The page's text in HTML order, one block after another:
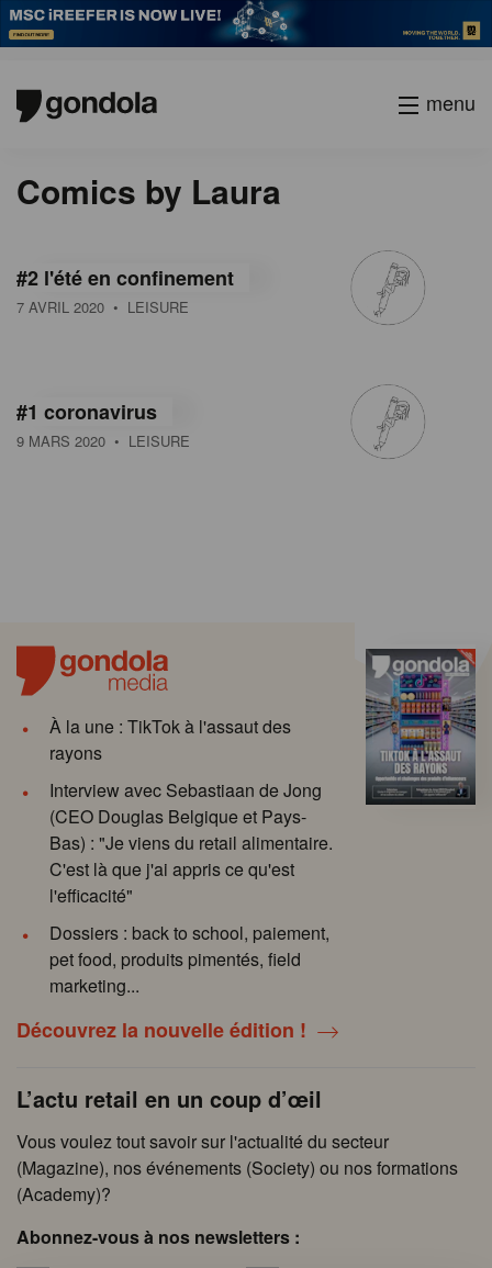
menu
Comics by Laura
#2 l'été en confinement
7 AVRIL 2020 • LEISURE
#1 coronavirus
9 MARS 2020 • LEISURE
À la une : TikTok à l'assaut des
rayons
Interview avec Sebastiaan de Jong
(CEO Douglas Belgique et Pays-
Bas) : "Je viens du retail alimentaire.
C'est là que j'ai appris ce qu'est
l'efficacité"
Dossiers : back to school, paiement,
pet food, produits pimentés, field
marketing...
Découvrez la nouvelle édition !
L’actu retail en un coup d’œil
Vous voulez tout savoir sur l'actualité du secteur
(Magazine), nos événements (Society) ou nos formations
(Academy)?
Abonnez-vous à nos newsletters :